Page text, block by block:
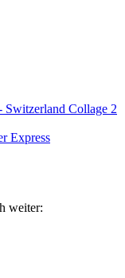
Switzerland Collage 2
Express
weiter: